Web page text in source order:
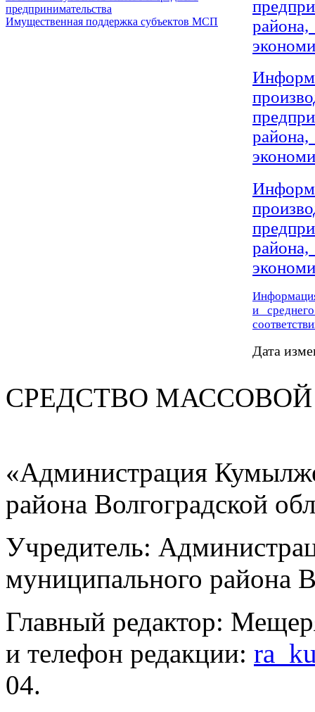
предпринимательства
Имущественная поддержка субъектов МСП
И
и
Дата
СРЕДСТВО
«Администрация
района Волгоградской
Учредитель:
муниципального района
Главный редактор:
и телефон редакции:
04.